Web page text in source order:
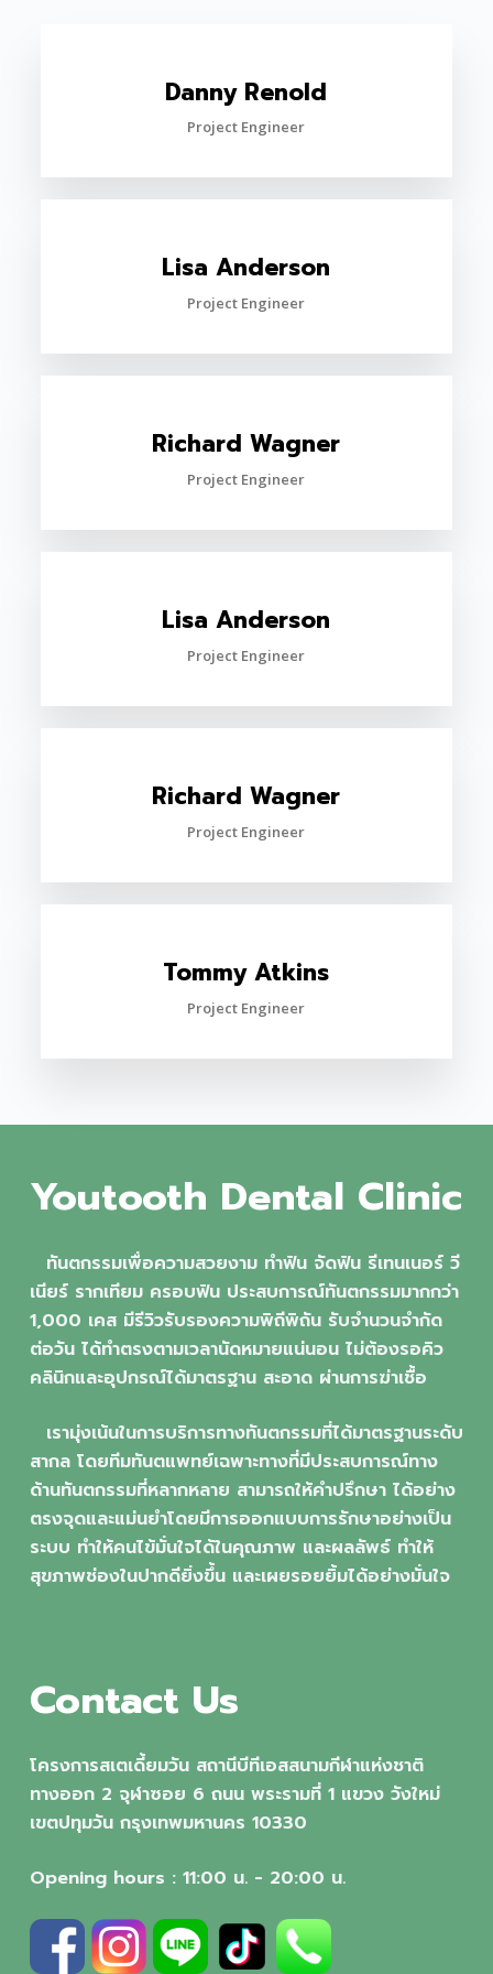
Danny Renold
Project Engineer
Lisa Anderson
Project Engineer
Richard Wagner
Project Engineer
Lisa Anderson
Project Engineer
Richard Wagner
Project Engineer
Tommy Atkins
Project Engineer
Youtooth Dental Clinic
ทันตกรรมเพื่อความสวยงาม ทำฟัน จัดฟัน รีเทนเนอร์ วี
เนียร์ รากเทียม ครอบฟัน ประสบการณ์ทันตกรรมมากกว่า
1,000 เคส มีรีวิวรับรองความพิถีพิถัน รับจำนวนจำกัด
ต่อวัน ได้ทำตรงตามเวลานัดหมายแน่นอน ไม่ต้องรอคิว
คลินิกและอุปกรณ์ได้มาตรฐาน สะอาด ผ่านการฆ่าเชื้อ
เรามุ่งเน้นในการบริการทางทันตกรรมที่ได้มาตรฐานระดับ
สากล โดยทีมทันตแพทย์เฉพาะทางที่มีประสบการณ์ทาง
ด้านทันตกรรมที่หลากหลาย สามารถให้คำปรึกษา ได้อย่าง
ตรงจุดและแม่นยำโดยมีการออกแบบการรักษาอย่างเป็น
ระบบ ทำให้คนไข้มั่นใจได้ในคุณภาพ และผลลัพธ์ ทำให้
สุขภาพช่องในปากดียิ่งขึ้น และเผยรอยยิ้มได้อย่างมั่นใจ
Contact Us
โครงการสเตเดี้ยมวัน สถานีบีทีเอสสนามกีฬาแห่งชาติ
ทางออก 2 จุฬาซอย 6 ถนน พระรามที่ 1 แขวง วังใหม่
เขตปทุมวัน กรุงเทพมหานคร 10330
Opening hours : 11:00 น. - 20:00 น.